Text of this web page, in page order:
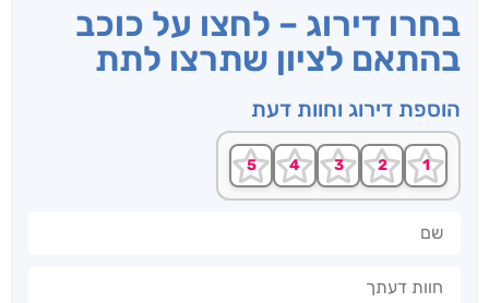
בחרו דירוג – לחצו על כוכב
בהתאם לציון שתרצו לתת
הוספת דירוג וחוות דעת